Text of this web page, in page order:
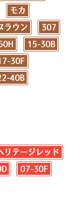
モカ
ラウン 307
15-30B
30F
40B
リテージレッド
07-30F